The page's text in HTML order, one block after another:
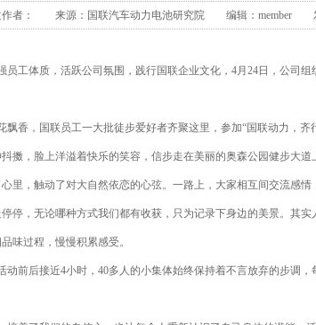
作者： 来源：国联汽车动力电池研究院 编辑：member 发
工体质，活跃公司氛围，践行国联企业文化，4月24日，公司组
香，国联员工一大批徒步爱好者齐聚这里，参加“国联动力，齐
擞，脸上洋溢着快乐的笑容，信步走在美丽的奥森公园健步大道
里，触动了对大自然依恋的心弦。一路上，大家相互间交流感
停，无论哪种方式我们都有收获，只为记录下身边的美景。其
品味过程，慢慢积累感受。
前后接近4小时，40多人的小集体始终保持着不言放弃的步调，